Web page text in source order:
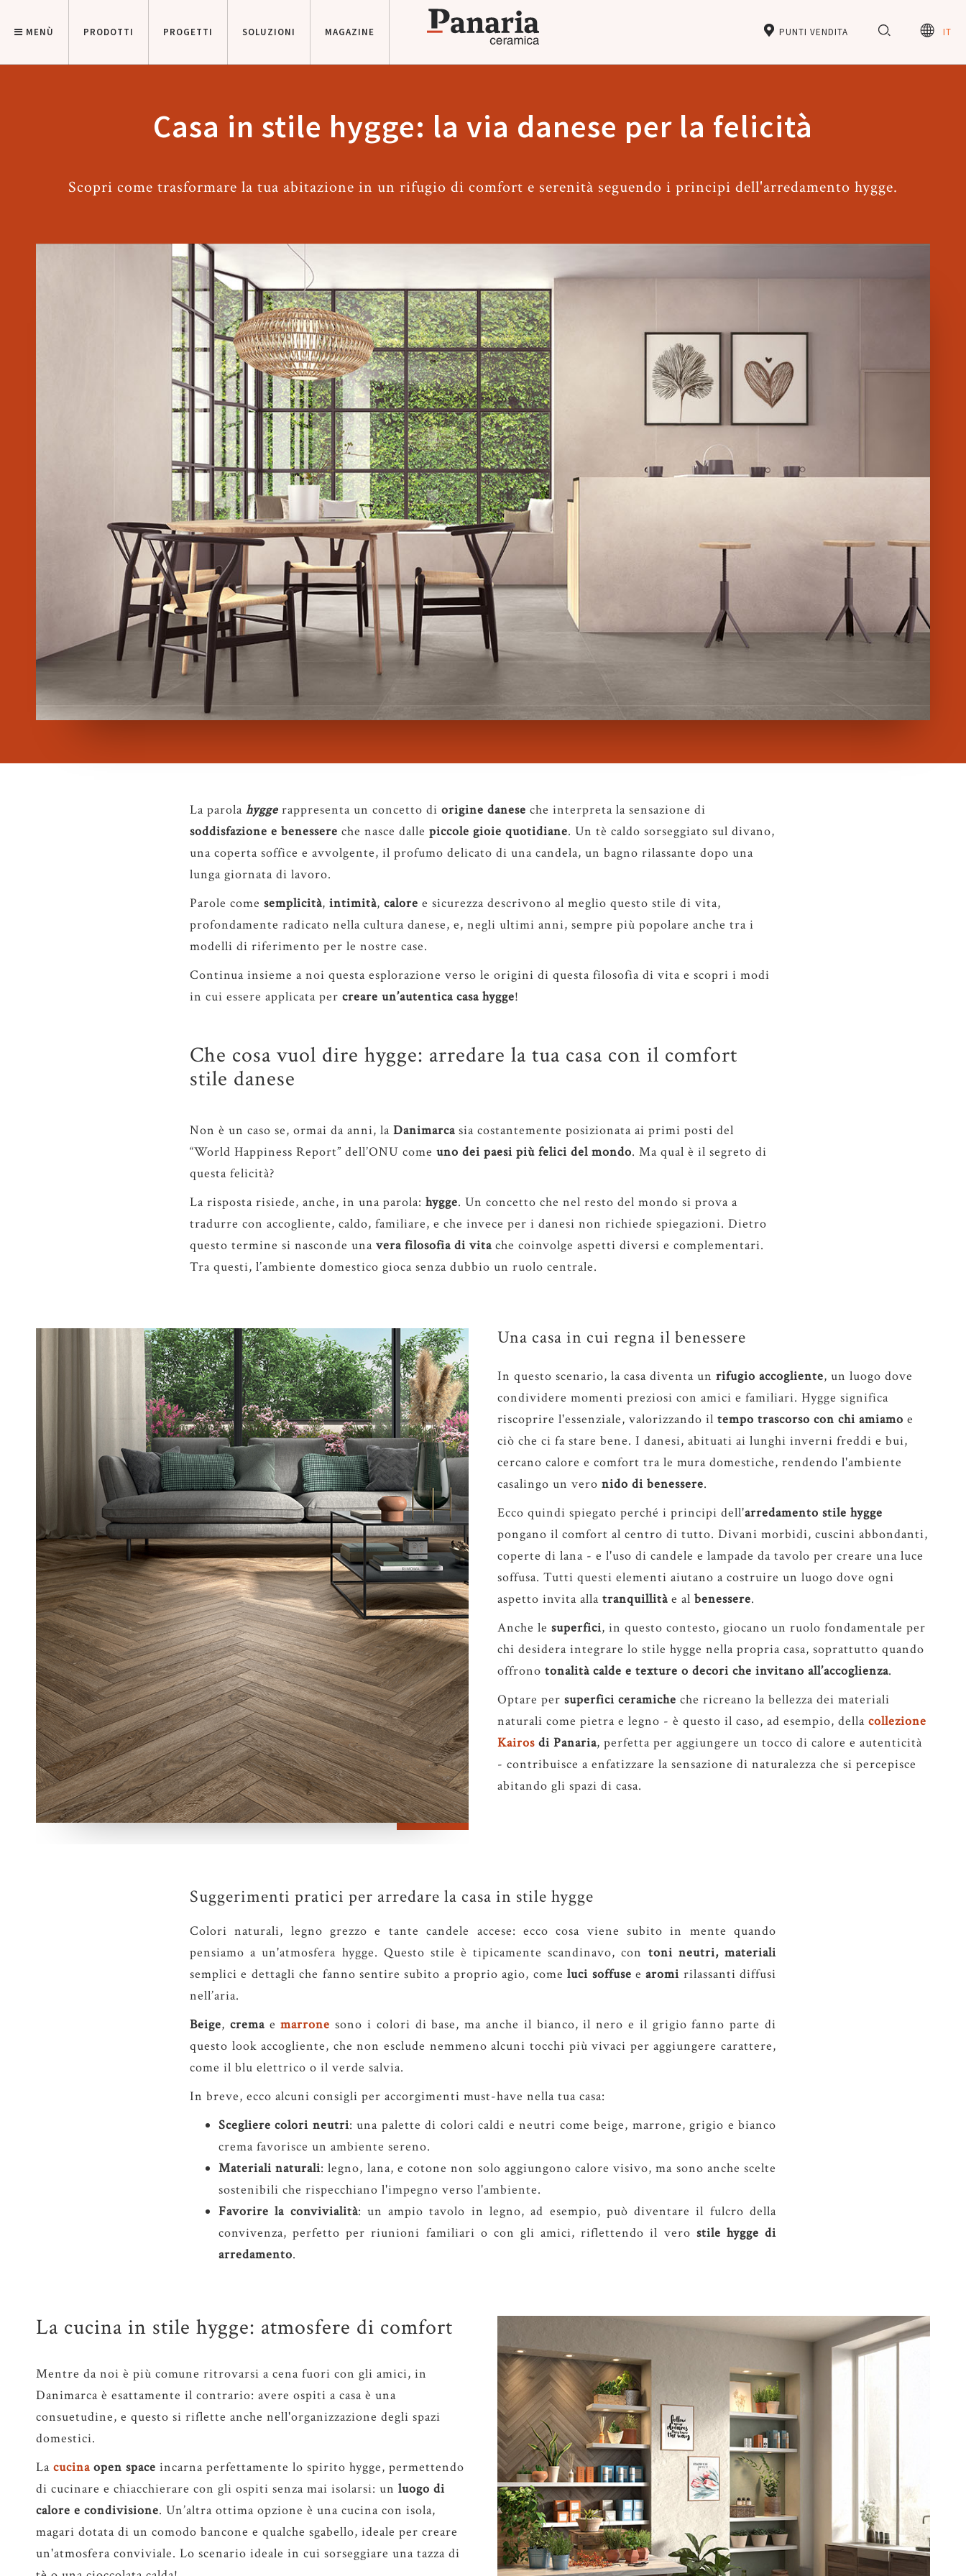
MENÙ PRODOTTI PROGETTI SOLUZIONI MAGAZINE PUNTI VENDITA IT
Casa in stile hygge: la via danese per la felicità
Scopri come trasformare la tua abitazione in un rifugio di comfort e serenità seguendo i principi dell'arredamento hygge.
La parola hygge rappresenta un concetto di origine danese che interpreta la sensazione di
soddisfazione e benessere che nasce dalle piccole gioie quotidiane. Un tè caldo sorseggiato sul divano,
una coperta soffice e avvolgente, il profumo delicato di una candela, un bagno rilassante dopo una
lunga giornata di lavoro.
Parole come semplicità, intimità, calore e sicurezza descrivono al meglio questo stile di vita,
profondamente radicato nella cultura danese, e, negli ultimi anni, sempre più popolare anche tra i
modelli di riferimento per le nostre case.
Continua insieme a noi questa esplorazione verso le origini di questa filosofia di vita e scopri i modi
in cui essere applicata per creare un’autentica casa hygge!
Che cosa vuol dire hygge: arredare la tua casa con il comfort
stile danese
Non è un caso se, ormai da anni, la Danimarca sia costantemente posizionata ai primi posti del
“World Happiness Report” dell’ONU come uno dei paesi più felici del mondo. Ma qual è il segreto di
questa felicità?
La risposta risiede, anche, in una parola: hygge. Un concetto che nel resto del mondo si prova a
tradurre con accogliente, caldo, familiare, e che invece per i danesi non richiede spiegazioni. Dietro
questo termine si nasconde una vera filosofia di vita che coinvolge aspetti diversi e complementari.
Tra questi, l’ambiente domestico gioca senza dubbio un ruolo centrale.
Una casa in cui regna il benessere
In questo scenario, la casa diventa un rifugio accogliente, un luogo dove
condividere momenti preziosi con amici e familiari. Hygge significa
riscoprire l'essenziale, valorizzando il tempo trascorso con chi amiamo e
ciò che ci fa stare bene. I danesi, abituati ai lunghi inverni freddi e bui,
cercano calore e comfort tra le mura domestiche, rendendo l'ambiente
casalingo un vero nido di benessere.
Ecco quindi spiegato perché i principi dell'arredamento stile hygge
pongano il comfort al centro di tutto. Divani morbidi, cuscini abbondanti,
coperte di lana - e l'uso di candele e lampade da tavolo per creare una luce
soffusa. Tutti questi elementi aiutano a costruire un luogo dove ogni
aspetto invita alla tranquillità e al benessere.
Anche le superfici, in questo contesto, giocano un ruolo fondamentale per
chi desidera integrare lo stile hygge nella propria casa, soprattutto quando
offrono tonalità calde e texture o decori che invitano all’accoglienza.
Optare per superfici ceramiche che ricreano la bellezza dei materiali
naturali come pietra e legno - è questo il caso, ad esempio, della collezione
Kairos di Panaria, perfetta per aggiungere un tocco di calore e autenticità
- contribuisce a enfatizzare la sensazione di naturalezza che si percepisce
abitando gli spazi di casa.
Suggerimenti pratici per arredare la casa in stile hygge
Colori naturali, legno grezzo e tante candele accese: ecco cosa viene subito in mente quando
pensiamo a un'atmosfera hygge. Questo stile è tipicamente scandinavo, con toni neutri, materiali
semplici e dettagli che fanno sentire subito a proprio agio, comeluci soffuse earomi rilassanti diffusi
nell’aria.
Beige, cremaemarrone sono i colori di base, ma anche il bianco, il nero e il grigio fanno parte di
questo look accogliente, che non esclude nemmeno alcuni tocchi più vivaci per aggiungere carattere,
come il blu elettrico o il verde salvia.
In breve, ecco alcuni consigli per accorgimenti must-have nella tua casa:
Scegliere colori neutri: una palette di colori caldi e neutri come beige, marrone, grigio e bianco
crema favorisce un ambiente sereno.
Materiali naturali: legno, lana, e cotone non solo aggiungono calore visivo, ma sono anche scelte
sostenibili che rispecchiano l'impegno verso l'ambiente.
Favorire la convivialità: un ampio tavolo in legno, ad esempio, può diventare il fulcro della
convivenza, perfetto per riunioni familiari o con gli amici, riflettendo il vero stile hygge di
arredamento.
La cucina in stile hygge: atmosfere di comfort
Mentre da noi è più comune ritrovarsi a cena fuori con gli amici, in
Danimarca è esattamente il contrario: avere ospiti a casa è una
consuetudine, e questo si riflette anche nell'organizzazione degli spazi
domestici.
La cucina open space incarna perfettamente lo spirito hygge, permettendo
di cucinare e chiacchierare con gli ospiti senza mai isolarsi: un luogo di
calore e condivisione. Un’altra ottima opzione è una cucina con isola,
magari dotata di un comodo bancone e qualche sgabello, ideale per creare
un'atmosfera conviviale. Lo scenario ideale in cui sorseggiare una tazza di